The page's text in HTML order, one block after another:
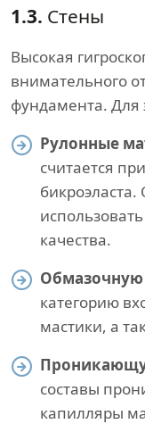
1.3. Стены
Высокая
внимательного
фундамента. Для
Рулонные
считается
качества.
категорию
мастики, а
составы
капилляры